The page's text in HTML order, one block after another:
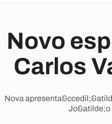
Novo
Carlos
Nova
Jo&atilde;o